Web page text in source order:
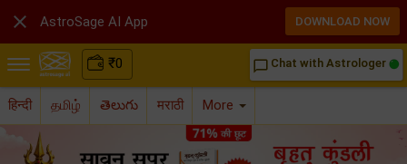
₹0 chat_bubble_outline Chat with Astrologer
हिन्दी தமிழ் తెలుగు मराठी More
 AstroSage AI App DOWNLOAD NOW